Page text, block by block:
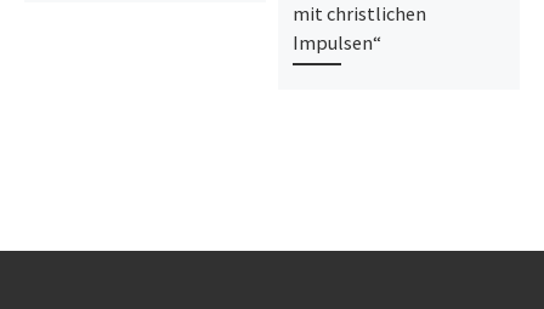
mit christlichen
Impulsen“